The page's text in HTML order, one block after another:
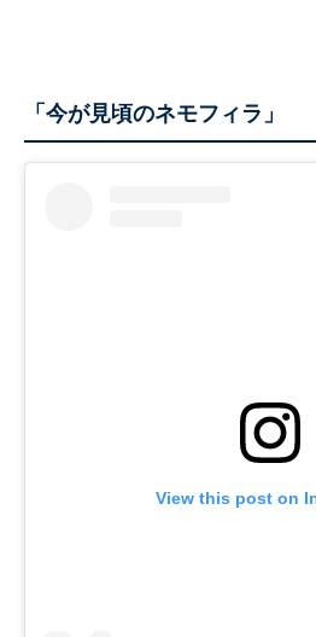
「今が見頃のネモフィラ」
View this post on